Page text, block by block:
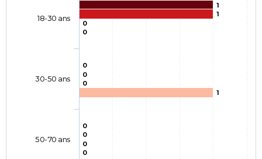
1
0
0
1
0
0
0
0
0
0
1
0
18-30 ans
30-50 ans
50-70 ans